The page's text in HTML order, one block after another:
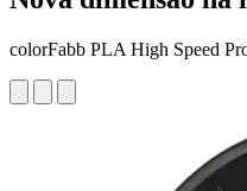
colorFabb PLA High Speed